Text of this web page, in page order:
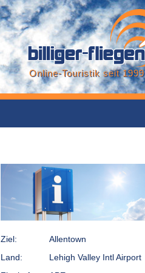
Online-Touristik seit 1999
Ziel:
Land:
Allentown
Lehigh Valley Intl Airport